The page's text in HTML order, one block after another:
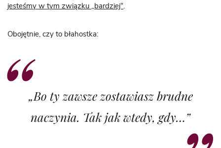
jesteśmy w tym związku „bardziej”.
Obojętnie, czy to błahostka:
„Bo ty zawsze zostawiasz brudne
naczynia. Tak jak wtedy, gdy…”